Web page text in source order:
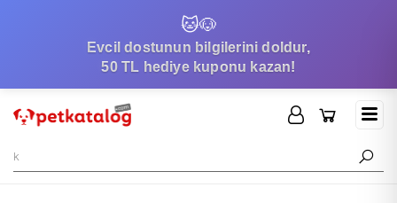
🐱🐶
Evcil dostunun bilgilerini doldur,
50 TL hediye kuponu kazan!